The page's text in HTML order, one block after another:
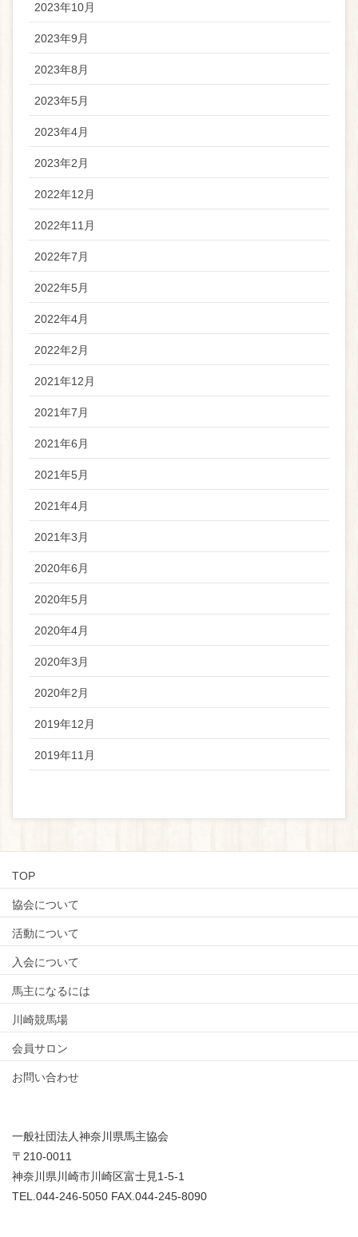
2023年10月
2023年9月
2023年8月
2023年5月
2023年4月
2023年2月
2022年12月
2022年11月
2022年7月
2022年5月
2022年4月
2022年2月
2021年12月
2021年7月
2021年6月
2021年5月
2021年4月
2021年3月
2020年6月
2020年5月
2020年4月
2020年3月
2020年2月
2019年12月
2019年11月
TOP
協会について
活動について
入会について
馬主になるには
川崎競馬場
会員サロン
お問い合わせ
一般社団法人神奈川県馬主協会
〒210-0011
神奈川県川崎市川崎区富士見1-5-1
TEL.044-246-5050 FAX.044-245-8090